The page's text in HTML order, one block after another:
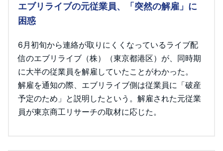
エブリライブの元従業員、「突然の解雇」に
困惑
6月初旬から連絡が取りにくくなっているライブ配
信のエブリライブ（株）（東京都港区）が、同時期
に大半の従業員を解雇していたことがわかった。
解雇を通知の際、エブリライブ側は従業員に「破産
予定のため」と説明したという。解雇された元従業
員が東京商工リサーチの取材に応じた。